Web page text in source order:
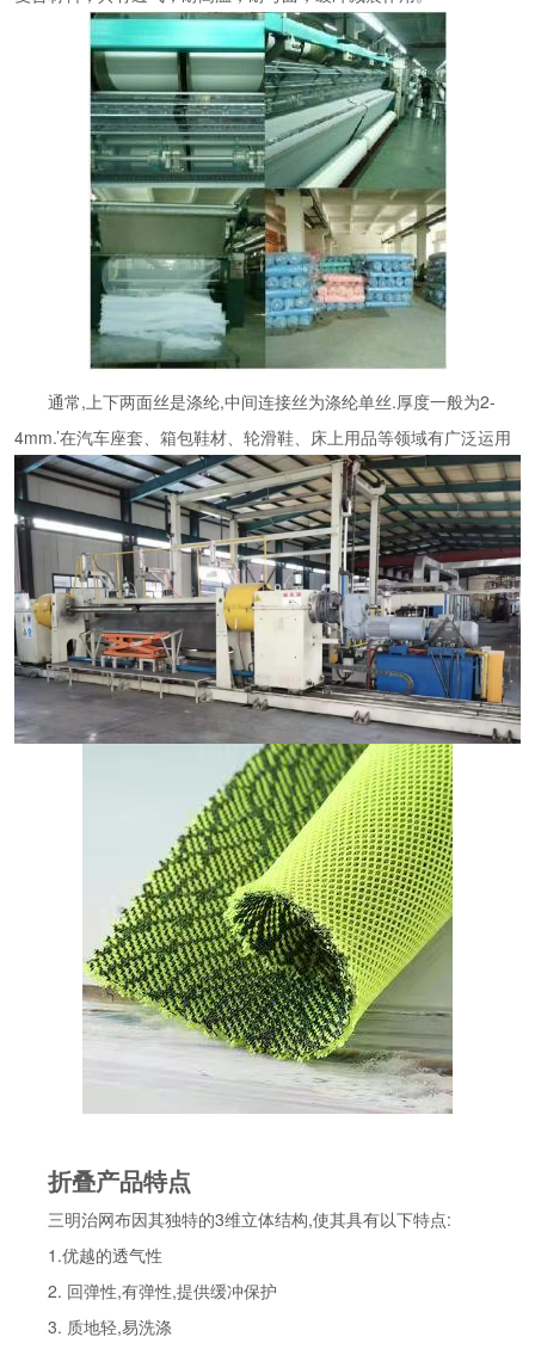
通常,上下两面丝是涤纶,中间连接丝为涤纶单丝.厚度一般为2-
4mm.’在汽车座套、箱包鞋材、轮滑鞋、床上用品等领域有广泛运用
折叠产品特点
三明治网布因其独特的3维立体结构,使其具有以下特点:
1.优越的透气性
2. 回弹性,有弹性,提供缓冲保护
3. 质地轻,易洗涤